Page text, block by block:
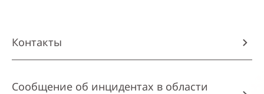
Контакты
Сообщение об инцидентах в области